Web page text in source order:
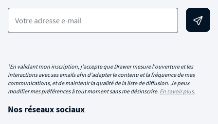
Votre adresse e-mail
¹En validant mon inscription, j'accepte que Drawer mesure l'ouverture et les
interactions avec ses emails afin d'adapter le contenu et la fréquence de mes
communications, et de maintenir la qualité de la liste de diffusion. Je peux
modifier mes préférences à tout moment sans me désinscrire. En savoir plus.
Nos réseaux sociaux